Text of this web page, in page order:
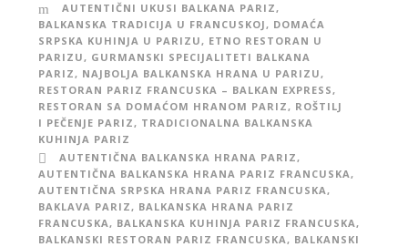
AUTENTIČNI UKUSI BALKANA PARIZ,
BALKANSKA TRADICIJA U FRANCUSKOJ, DOMAĆA
SRPSKA KUHINJA U PARIZU, ETNO RESTORAN U
PARIZU, GURMANSKI SPECIJALITETI BALKANA
PARIZ, NAJBOLJA BALKANSKA HRANA U PARIZU,
RESTORAN PARIZ FRANCUSKA – BALKAN EXPRESS,
RESTORAN SA DOMAĆOM HRANOM PARIZ, ROŠTILJ
I PEČENJE PARIZ, TRADICIONALNA BALKANSKA
KUHINJA PARIZ
AUTENTIČNA BALKANSKA HRANA PARIZ,
AUTENTIČNA BALKANSKA HRANA PARIZ FRANCUSKA,
AUTENTIČNA SRPSKA HRANA PARIZ FRANCUSKA,
BAKLAVA PARIZ, BALKANSKA HRANA PARIZ
FRANCUSKA, BALKANSKA KUHINJA PARIZ FRANCUSKA,
BALKANSKI RESTORAN PARIZ FRANCUSKA, BALKANSKI